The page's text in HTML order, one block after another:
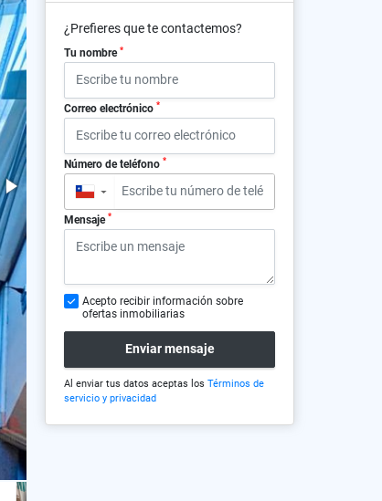
¿Prefieres que te contactemos?
Tu nombre *
Correo electrónico *
Número de teléfono *
▼
Mensaje *
Acepto recibir información sobre
ofertas inmobiliarias
Enviar mensaje
Al enviar tus datos aceptas los Términos de
servicio y privacidad